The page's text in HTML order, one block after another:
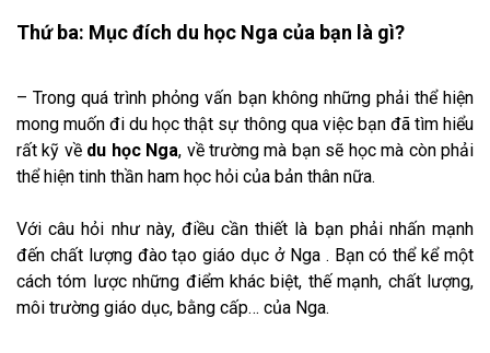
Thứ ba: Mục đích du học Nga của bạn là gì?
– Trong quá trình phỏng vấn bạn không những phải thể hiện
mong muốn đi du học thật sự thông qua việc bạn đã tìm hiểu
rất kỹ về du học Nga, về trường mà bạn sẽ học mà còn phải
thể hiện tinh thần ham học hỏi của bản thân nữa.
Với câu hỏi như này, điều cần thiết là bạn phải nhấn mạnh
đến chất lượng đào tạo giáo dục ở Nga . Bạn có thể kể một
cách tóm lược những điểm khác biệt, thế mạnh, chất lượng,
môi trường giáo dục, bằng cấp… của Nga.